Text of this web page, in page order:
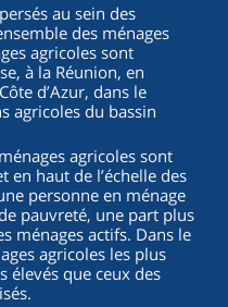
au sein des
des ménages
agricoles sont
à la Réunion, en
d’Azur, dans le
agricoles du bassin
agricoles sont
en haut de l’échelle des
personne en ménage
pauvreté, une part plus
ménages actifs. Dans le
agricoles les plus
élevés que ceux des